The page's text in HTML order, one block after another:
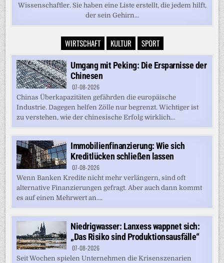
Wissenschaftler. Sie haben eine Liste erstellt, die jedem hilft,
der sein Gehirn...
WIRTSCHAFT KULTUR SPORT
Umgang mit Peking: Die Ersparnisse der
Chinesen
07-08-2026
Chinas Überkapazitäten gefährden die europäische
Industrie. Dagegen helfen Zölle nur begrenzt. Wichtiger ist
zu verstehen, wie der chinesische Erfolg wirklich...
Immobilienfinanzierung: Wie sich
Kreditlücken schließen lassen
07-08-2026
Wenn Banken Kredite nicht mehr verlängern, sind oft
alternative Finanzierungen gefragt. Aber auch dann kommt
es auf einen Mehrwert an....
Niedrigwasser: Lanxess wappnet sich:
„Das Risiko sind Produktionsausfälle“
07-08-2026
Seit Wochen spielen Unternehmen die Krisenszenarien